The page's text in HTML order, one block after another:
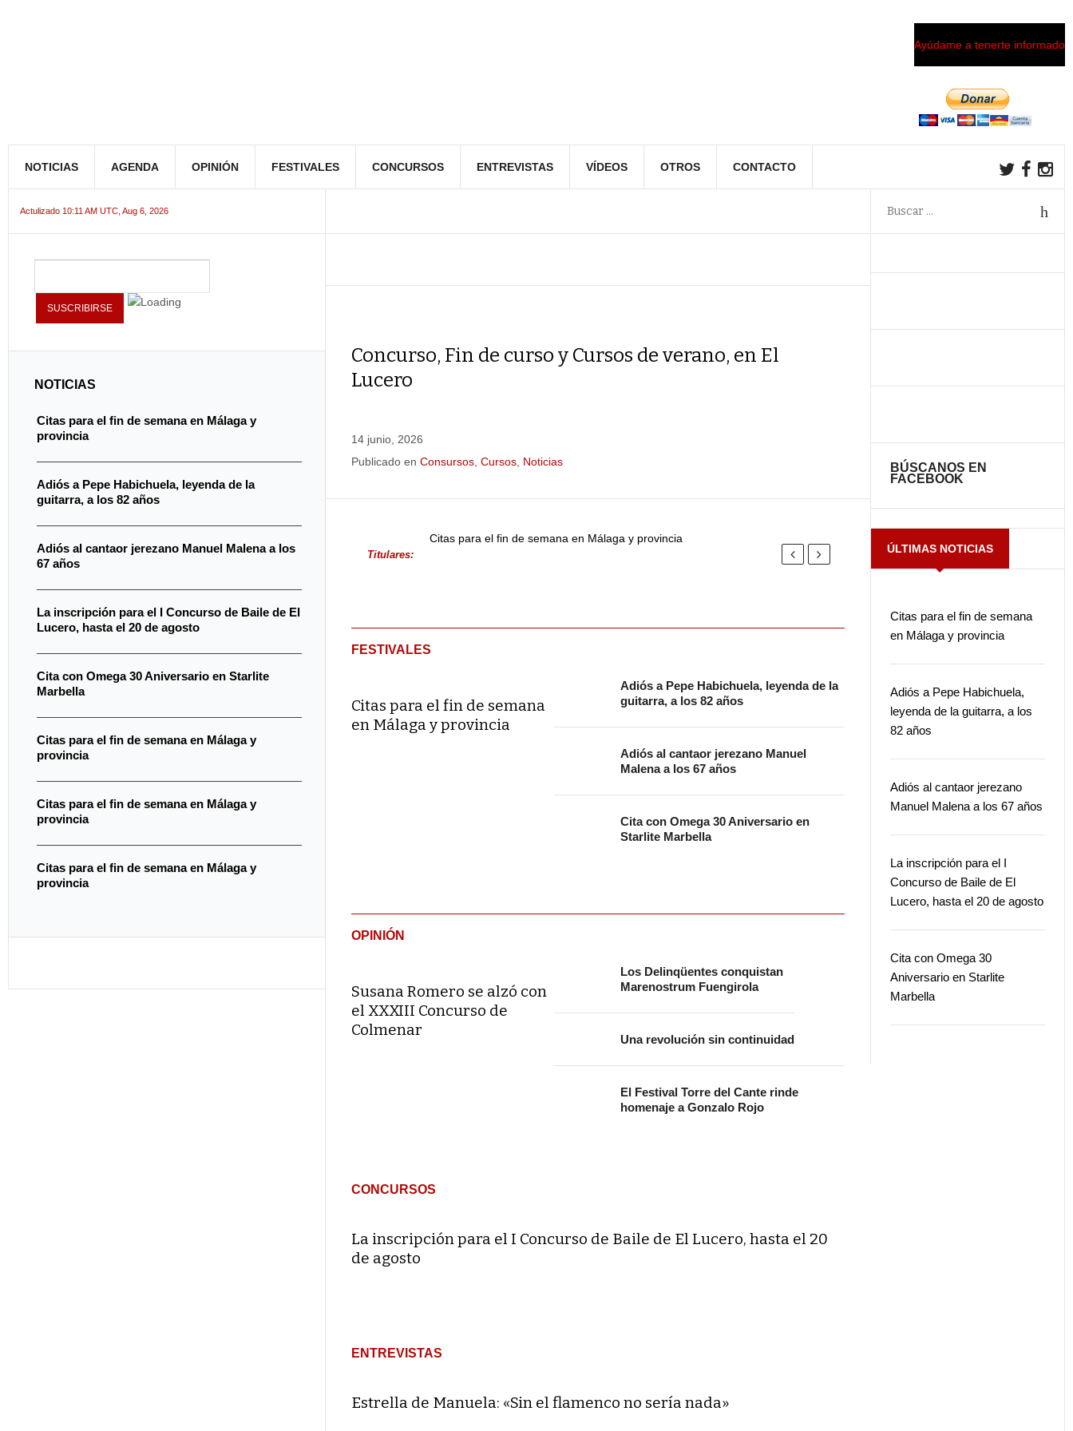
Ayúdame a tenerte informado
NOTICIAS AGENDA OPINIÓN FESTIVALES CONCURSOS ENTREVISTAS VÍDEOS OTROS CONTACTO
Actulizado 10:11 AM UTC, Aug 6, 2026
Concurso, Fin de curso y Cursos de verano, en El
Lucero
14 junio, 2026
Publicado enConsursos ,Cursos Noticias
Titulares:
Citas para el fin de semana en Málaga y provincia
FESTIVALES
Citas para el fin de semana
en Málaga y provincia
Adiós a Pepe Habichuela, leyenda de la
guitarra, a los 82 años
Adiós al cantaor jerezano Manuel
Malena a los 67 años
Cita con Omega 30 Aniversario en
Starlite Marbella
OPINIÓN
Susana Romero se alzó con
el XXXIII Concurso de
Colmenar
Los Delinqüentes conquistan
Marenostrum Fuengirola
Una revolución sin continuidad
El Festival Torre del Cante rinde
homenaje a Gonzalo Rojo
CONCURSOS
La inscripción para el I Concurso de Baile de El Lucero, hasta el 20
de agosto
ENTREVISTAS
Estrella de Manuela: «Sin el flamenco no sería nada»
BÚSCANOS EN
FACEBOOK
ÚLTIMAS NOTICIAS
Citas para el fin de semana
en Málaga y provincia
Adiós a Pepe Habichuela,
leyenda de la guitarra, a los
82 años
Adiós al cantaor jerezano
Manuel Malena a los 67 años
La inscripción para el I
Concurso de Baile de El
Lucero, hasta el 20 de agosto
Cita con Omega 30
Aniversario en Starlite
Marbella
NOTICIAS
Citas para el fin de semana en Málaga y
provincia
Adiós a Pepe Habichuela, leyenda de la
guitarra, a los 82 años
Adiós al cantaor jerezano Manuel Malena a los
67 años
La inscripción para el I Concurso de Baile de El
Lucero, hasta el 20 de agosto
Cita con Omega 30 Aniversario en Starlite
Marbella
Citas para el fin de semana en Málaga y
provincia
Citas para el fin de semana en Málaga y
provincia
Citas para el fin de semana en Málaga y
provincia